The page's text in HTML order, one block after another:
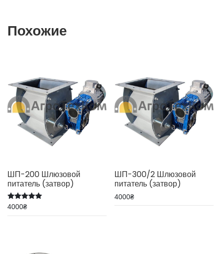
Похожие
ШП-200 Шлюзовой
питатель (затвор)
Оценка
из 5
4000₴
ШП-300/2 Шлюзовой
питатель (затвор)
4000₴